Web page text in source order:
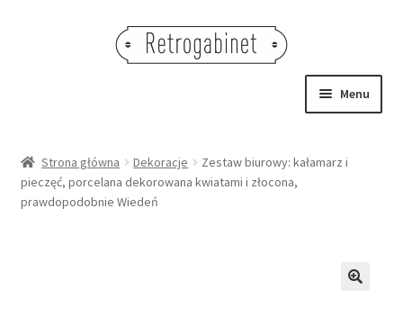
Menu
OBRAZY
Strona główna Dekoracje
Zestaw biurowy: kałamarz i
pieczęć, porcelana dekorowana kwiatami i złocona,
prawdopodobnie Wiedeń